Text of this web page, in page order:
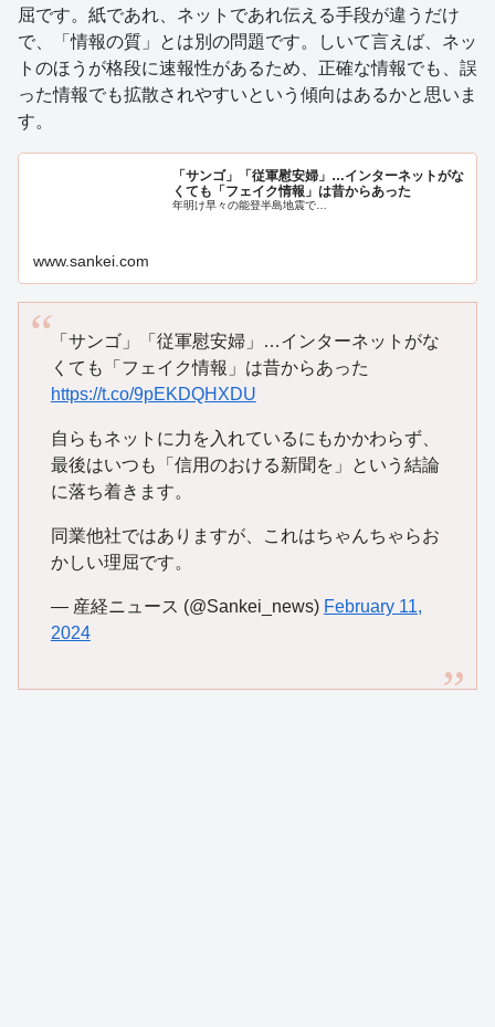
屈です。紙であれ、ネットであれ伝える手段が違うだけ
で、「情報の質」とは別の問題です。しいて言えば、ネッ
トのほうが格段に速報性があるため、正確な情報でも、誤
った情報でも拡散されやすいという傾向はあるかと思いま
す。
「サンゴ」「従軍慰安婦」…インターネットがな
くても「フェイク情報」は昔からあった
年明け早々の能登半島地震で…
www.sankei.com
「サンゴ」「従軍慰安婦」…インターネットがな
くても「フェイク情報」は昔からあった
https://t.co/9pEKDQHXDU
自らもネットに力を入れているにもかかわらず、
最後はいつも「信用のおける新聞を」という結論
に落ち着きます。
同業他社ではありますが、これはちゃんちゃらお
かしい理屈です。
— 産経ニュース (@Sankei_news) February 11,
2024